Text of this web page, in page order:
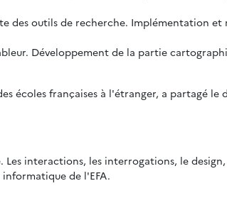
des outils de recherche. Implémentation
Développement de la partie
écoles françaises à l'étranger, a partagé le
interactions, les interrogations, le
de l'EFA.